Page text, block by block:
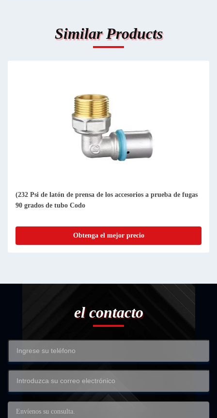
Similar Products
de los accesorios a prueba de fugas
Accesorios de prensa de
el contacto